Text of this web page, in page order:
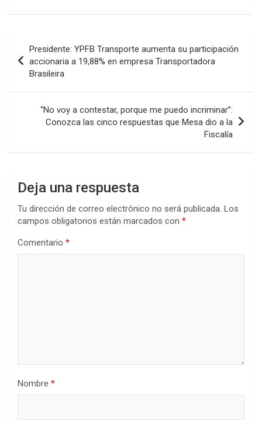
de
entradas
Presidente: YPFB Transporte aumenta su participación
accionaria a 19,88% en empresa Transportadora
Brasileira
“No voy a contestar, porque me puedo incriminar”:
Conozca las cinco respuestas que Mesa dio a la
Fiscalía
Deja una respuesta
Tu dirección de correo electrónico no será publicada. Los
campos obligatorios están marcados con *
Comentario *
Nombre *